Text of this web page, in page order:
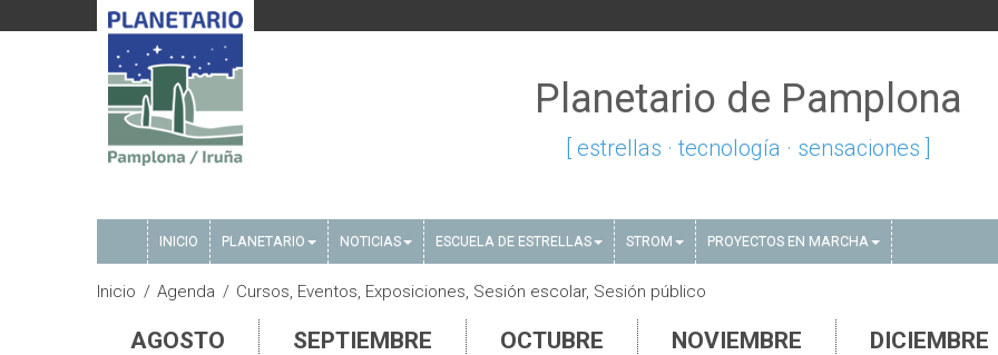
Planetario de Pamplona
[ estrellas · tecnología · sensaciones ]
INICIO PLANETARIO NOTICIAS ESCUELA DE ESTRELLAS STROM PROYECTOS EN MARCHA
Inicio Agenda Cursos, Eventos, Exposiciones, Sesión escolar, Sesión público
AGOSTO SEPTIEMBRE OCTUBRE NOVIEMBRE DICIEMBRE